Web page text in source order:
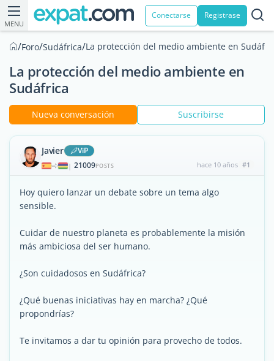
MENU
Conectarse Registrase
/Foro/Sudáfrica/La protección del medio ambiente en
La protección del medio ambiente en
Sudáfrica
Nueva conversación Suscribirse
Javier ViP
| 21009POSTS hace 10 años #1
Hoy quiero lanzar un debate sobre un tema algo
sensible.
Cuidar de nuestro planeta es probablemente la misión
más ambiciosa del ser humano.
¿Son cuidadosos en Sudáfrica?
¿Qué buenas iniciativas hay en marcha? ¿Qué
propondrías?
Te invitamos a dar tu opinión para provecho de todos.